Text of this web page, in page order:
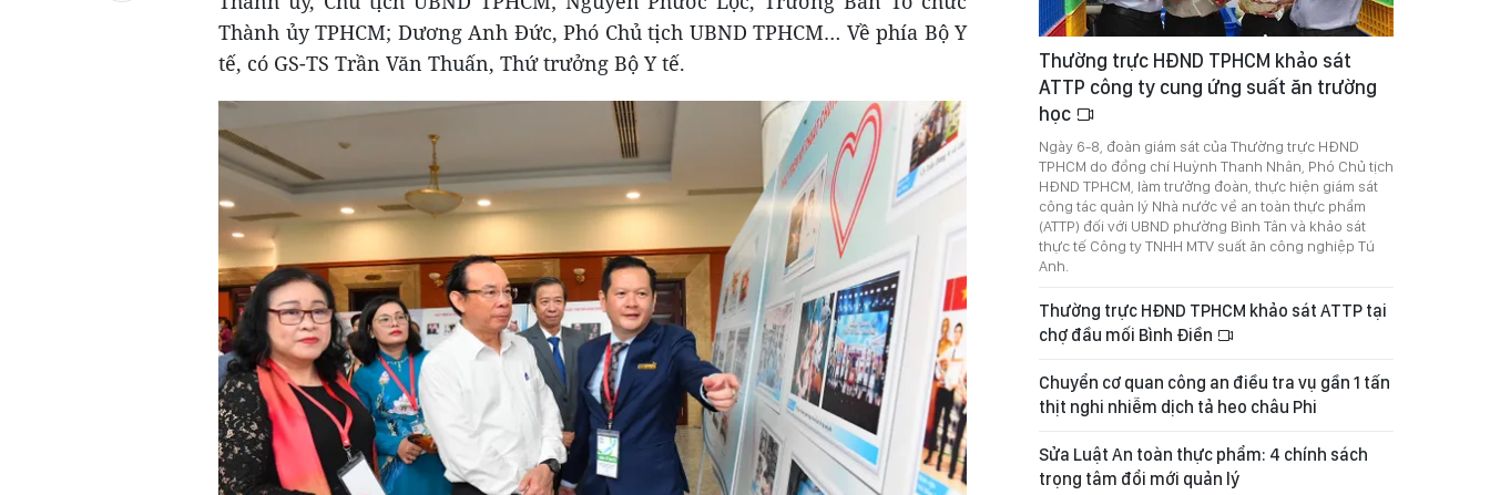
Thành ủy TPHCM; Dương Anh Đức, Phó Chủ tịch UBND TPHCM… Về phía Bộ Y
tế, có GS-TS Trần Văn Thuấn, Thứ trưởng Bộ Y tế.
Thường trực HĐND TPHCM khảo sát
ATTP công ty cung ứng suất ăn trường
học
Ngày 6-8, đoàn giám sát của Thường trực HĐND
TPHCM do đồng chí Huỳnh Thanh Nhân, Phó Chủ tịch
HĐND TPHCM, làm trưởng đoàn, thực hiện giám sát
công tác quản lý Nhà nước về an toàn thực phẩm
(ATTP) đối với UBND phường Bình Tân và khảo sát
thực tế Công ty TNHH MTV suất ăn công nghiệp Tú
Anh.
Thường trực HĐND TPHCM khảo sát ATTP tại
chợ đầu mối Bình Điền
Chuyển cơ quan công an điều tra vụ gần 1 tấn
thịt nghi nhiễm dịch tả heo châu Phi
Sửa Luật An toàn thực phẩm: 4 chính sách
trọng tâm đổi mới quản lý